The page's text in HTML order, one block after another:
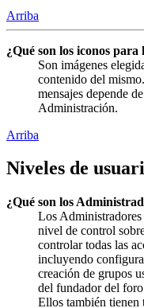
Arriba
¿Qué son los iconos para
Son imágenes
contenido del
mensajes depende
Administración.
Arriba
Niveles de
¿Qué son los
Los
nivel de control
controlar todas las
incluyendo
creación de grupos
del fundador del
Ellos también tienen